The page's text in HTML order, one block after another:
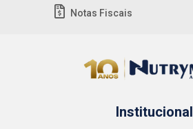
Notas Fiscais
Institucional